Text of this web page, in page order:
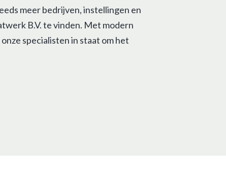
meer bedrijven, instellingen en
B.V. te vinden. Met modern
specialisten in staat om het